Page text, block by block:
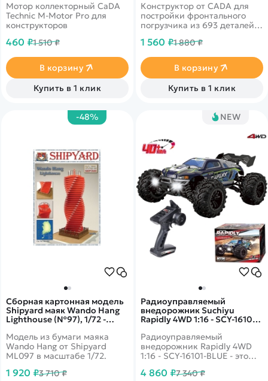
Мотор коллекторный CaDA
Technic M-Motor Pro для
конструкторов
460 ₽1 510 ₽
В корзину
Купить в 1 клик
Конструктор от CADA для
постройки фронтального
погрузчика из 693 деталей.
который можно заменить на
отделение открывается,
имеется рабочая имитация
двигателя.
1 560 ₽1 880 ₽
В корзину
Купить в 1 клик
-48%
Сборная картонная модель
Shipyard маяк Wando Hang
Lighthouse (№97), 1/72 -
Модель из бумаги маяка
Wando Hang от Shipyard
ML097 в масштабе 1/72.
1 920 ₽3 710 ₽
NEW
Радиоуправляемый
внедорожник Suchiyu
Rapidly 4WD 1:16 - SCY-16101-
Радиоуправляемый
внедорожник Rapidly 4WD
1:16 - SCY-16101-BLUE - это
популярного производителя
4 860 ₽7 340 ₽